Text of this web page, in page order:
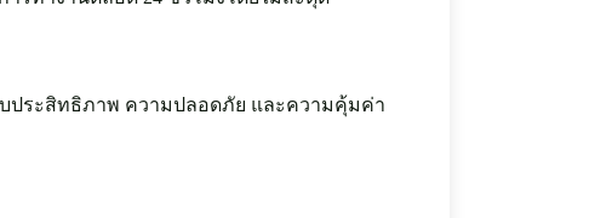
บประสิทธิภาพ ความปลอดภัย และความคุ้มค่า